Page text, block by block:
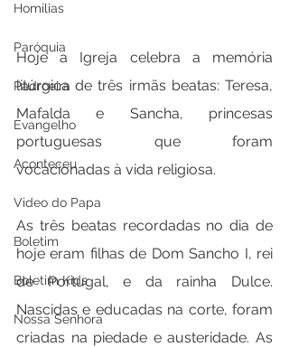
Homilias
Paróquia
Padroeira
Evangelho
Aconteceu
Video do Papa
Boletim
Boletim Kids
Nossa Senhora
Hoje a Igreja celebra a memória
litúrgica de três irmãs beatas: Teresa,
Mafalda e Sancha, princesas
portuguesas que foram
vocacionadas à vida religiosa.
As três beatas recordadas no dia de
hoje eram filhas de Dom Sancho I, rei
de Portugal, e da rainha Dulce.
Nascidas e educadas na corte, foram
criadas na piedade e austeridade. As